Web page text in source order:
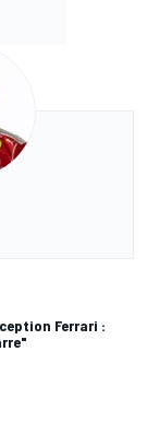
Ferrari :